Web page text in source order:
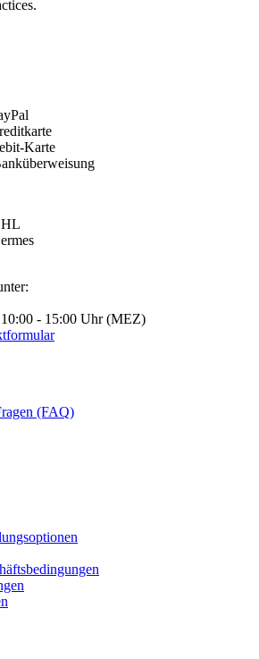
- 15:00 Uhr (MEZ)
(FAQ)